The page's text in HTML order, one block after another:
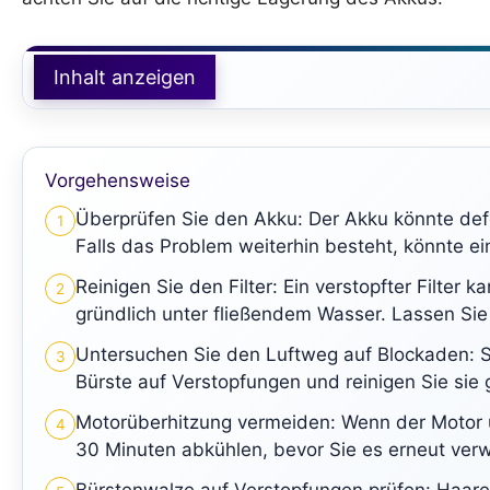
Inhalt anzeigen
Vorgehensweise
1
Überprüfen Sie den Akku: Der Akku könnte
Falls das Problem weiterhin besteht, könnte
2
Reinigen Sie den Filter: Ein verstopfter Filter
gründlich unter fließendem Wasser. Lassen
3
Untersuchen Sie den Luftweg auf Blockaden:
Bürste auf Verstopfungen und reinigen Sie sie
4
Motorüberhitzung vermeiden: Wenn der
30 Minuten abkühlen, bevor Sie es erneut